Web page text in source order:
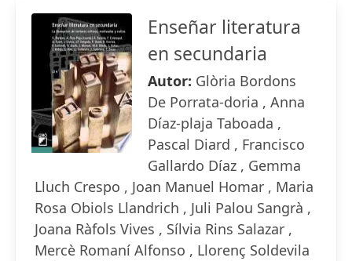
Enseñar literatura
en secundaria
Autor: Glòria Bordons
De Porrata-doria , Anna
Díaz-plaja Taboada ,
Pascal Diard , Francisco
Gallardo Díaz , Gemma
Lluch Crespo , Joan Manuel Homar , Maria
Rosa Obiols Llandrich , Juli Palou Sangrà ,
Joana Ràfols Vives , Sílvia Rins Salazar ,
Mercè Romaní Alfonso , Llorenç Soldevila